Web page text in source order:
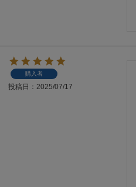
購入者
投稿日 2025/07/17